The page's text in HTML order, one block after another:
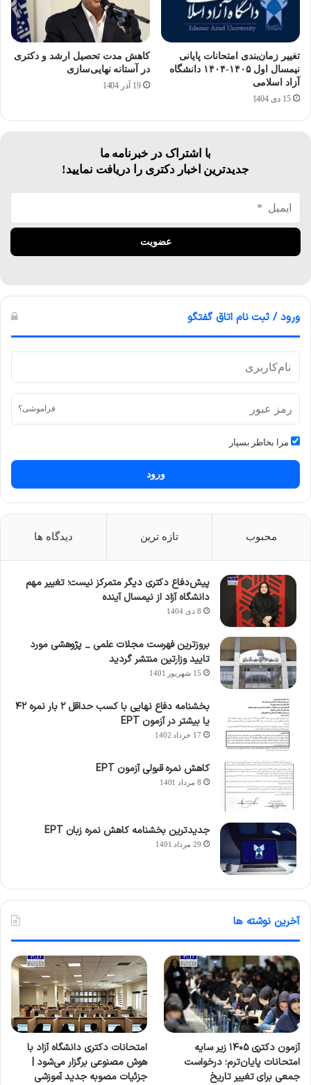
تغییر زمان‌بندی امتحانات پایانی
نیمسال اول ۱۴۰۵-۱۴۰۴ دانشگاه
آزاد اسلامی
15 دی 1404
کاهش مدت تحصیل ارشد و دکتری
در آستانه نهایی‌سازی
19 آذر 1404
با اشتراک در خبرنامه ما
جدیدترین اخبار دکتری را دریافت نمایید!
ورود / ثبت نام اتاق گفتگو
فراموشی؟
مرا بخاطر بسپار
ورود
محبوب تازه ترین دیدگاه ها
پیش‌دفاع دکتری دیگر متمرکز نیست؛ تغییر مهم
دانشگاه آزاد از نیمسال آینده
8 دی 1404
بروزترین فهرست مجلات علمی _ پژوهشی مورد
تایید وزارتین منتشر گردید
15 شهریور 1401
بخشنامه دفاع نهایی با کسب حداقل ۲ بار نمره ۴۲
یا بیشتر در آزمون EPT
17 خرداد 1402
کاهش نمره قبولی آزمون EPT
8 مرداد 1401
جدیدترین بخشنامه کاهش نمره زبان EPT
29 مرداد 1401
آخرین نوشته ها
آزمون دکتری ۱۴۰۵ زیر سایه
امتحانات پایان‌ترم؛ درخواست
جمعی برای تغییر تاریخ
امتحانات دکتری دانشگاه آزاد با
هوش مصنوعی برگزار می‌شود |
جزئیات مصوبه جدید آموزشی